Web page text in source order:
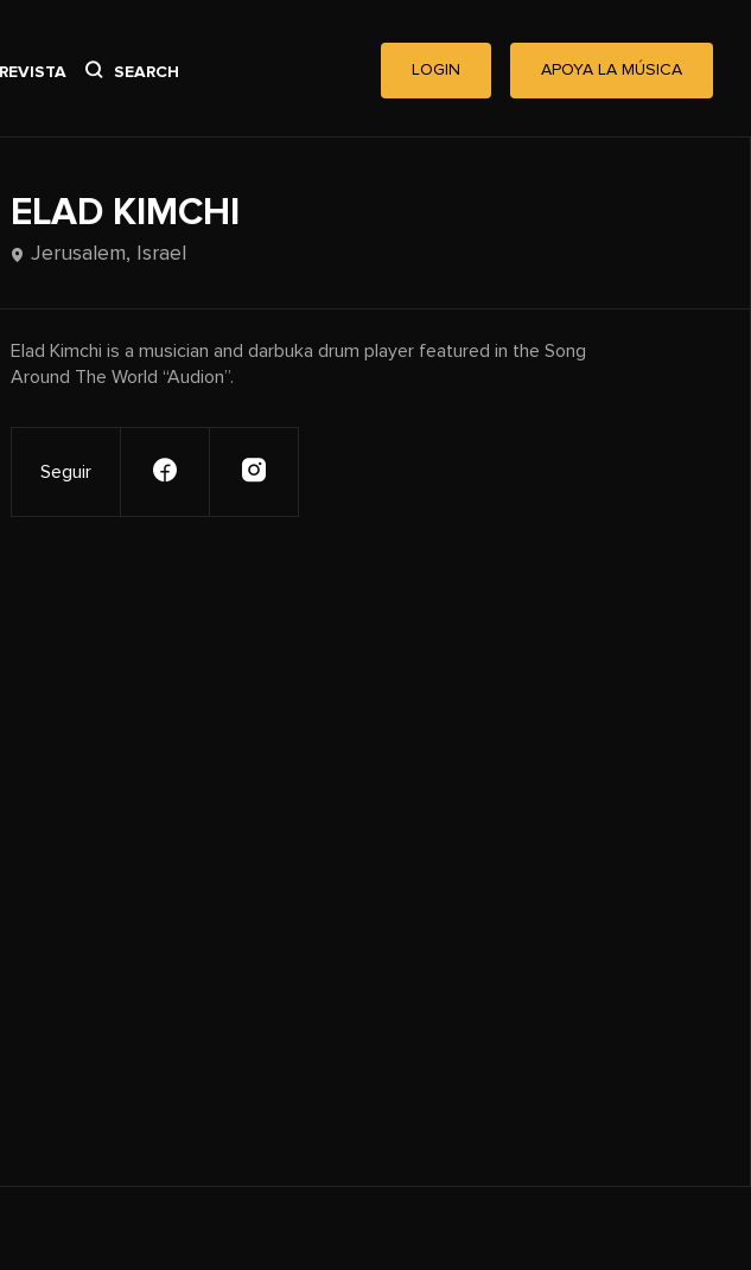
REVISTA SEARCH LOGIN APOYA LA MÚSICA
ELAD KIMCHI
Jerusalem, Israel
Elad Kimchi is a musician and darbuka drum player featured in the Song
Around The World “Audion”.
Seguir